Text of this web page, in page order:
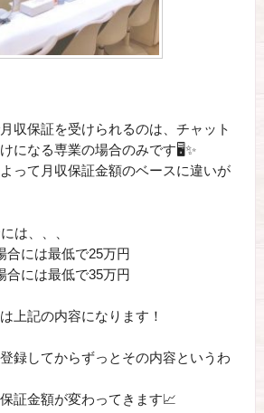
収保証を受けられるのは、チャット
になる専業の場合のみです🖥✨
って月収保証金額のベースに違いが
は、、、
合には最低で25万円
合には最低で35万円
上記の内容になります！
録してからずっとその内容というわ
証金額が変わってきます📈